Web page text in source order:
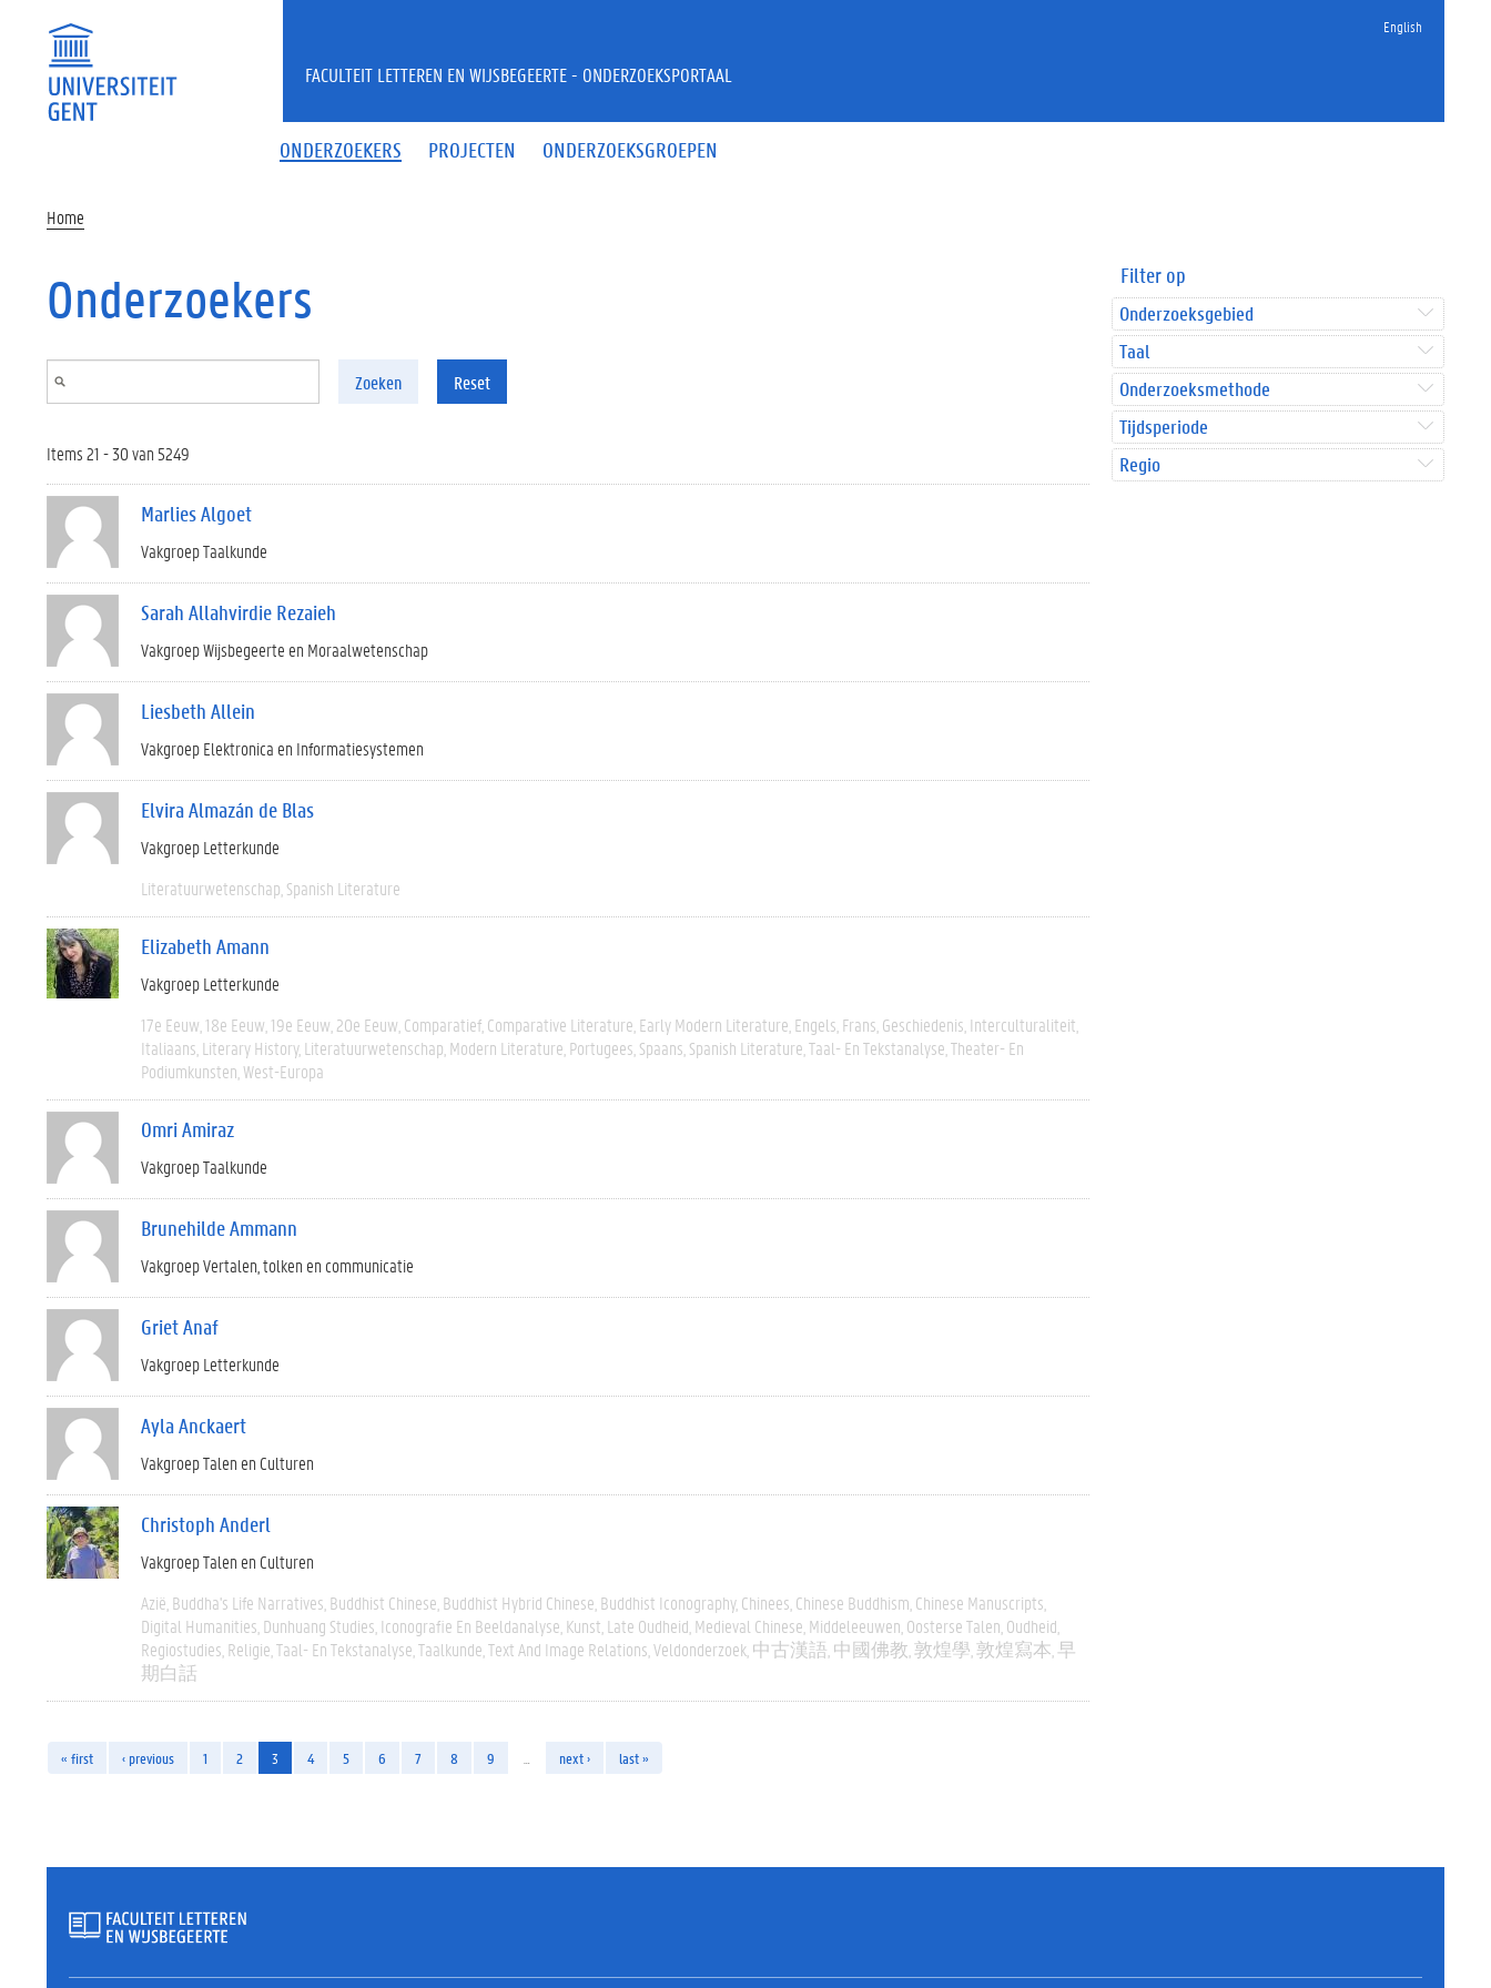
English
ONDERZOEKERS PROJECTEN ONDERZOEKSGROEPEN
FACULTEIT LETTEREN EN WIJSBEGEERTE - ONDERZOEKSPORTAAL
Home
Onderzoekers
Zoeken Reset
Items 21 - 30 van 5249
Marlies Algoet
Vakgroep Taalkunde
Sarah Allahvirdie Rezaieh
Vakgroep Wijsbegeerte en Moraalwetenschap
Liesbeth Allein
Vakgroep Elektronica en Informatiesystemen
Elvira Almazán de Blas
Vakgroep Letterkunde
Literatuurwetenschap Spanish Literature
Elizabeth Amann
Vakgroep Letterkunde
17e Eeuw 18e Eeuw 19e Eeuw 20e Eeuw Comparatief Comparative Literature Early Modern Literature Engels Frans Geschiedenis Interculturaliteit
Italiaans Literary History Literatuurwetenschap Modern Literature Portugees Spaans Spanish Literature Taal- En Tekstanalyse Theater- En
Podiumkunsten West-Europa
Omri Amiraz
Vakgroep Taalkunde
Brunehilde Ammann
Vakgroep Vertalen, tolken en communicatie
Griet Anaf
Vakgroep Letterkunde
Ayla Anckaert
Vakgroep Talen en Culturen
Christoph Anderl
Vakgroep Talen en Culturen
Azië Buddha's Life Narratives Buddhist Chinese Buddhist Hybrid Chinese Buddhist Iconography Chinees Chinese Buddhism Chinese Manuscripts
Digital Humanities Dunhuang Studies Iconografie En Beeldanalyse Kunst Late Oudheid Medieval Chinese Middeleeuwen Oosterse Talen Oudheid
Regiostudies Religie Taal- En Tekstanalyse Taalkunde Text And Image Relations Veldonderzoek 中古漢語 中國佛教 敦煌學 敦煌寫本 早
期白話
« first ‹ previous 1 2 3 4 5 6 7 8 9 next › last »
Filter op
Onderzoeksgebied
Taal
Onderzoeksmethode
Tijdsperiode
Regio